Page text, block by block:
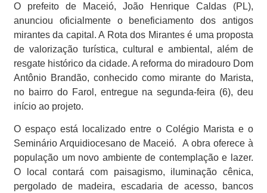
O prefeito de Maceió, João Henrique Caldas (PL),
anunciou oficialmente o beneficiamento dos antigos
mirantes da capital. A Rota dos Mirantes é uma proposta
de valorização turística, cultural e ambiental, além de
resgate histórico da cidade. A reforma do miradouro Dom
Antônio Brandão, conhecido como mirante do Marista,
no bairro do Farol, entregue na segunda-feira (6), deu
início ao projeto.
O espaço está localizado entre o Colégio Marista e o
Seminário Arquidiocesano de Maceió. A obra oferece à
população um novo ambiente de contemplação e lazer.
O local contará com paisagismo, iluminação cênica,
pergolado de madeira, escadaria de acesso, bancos